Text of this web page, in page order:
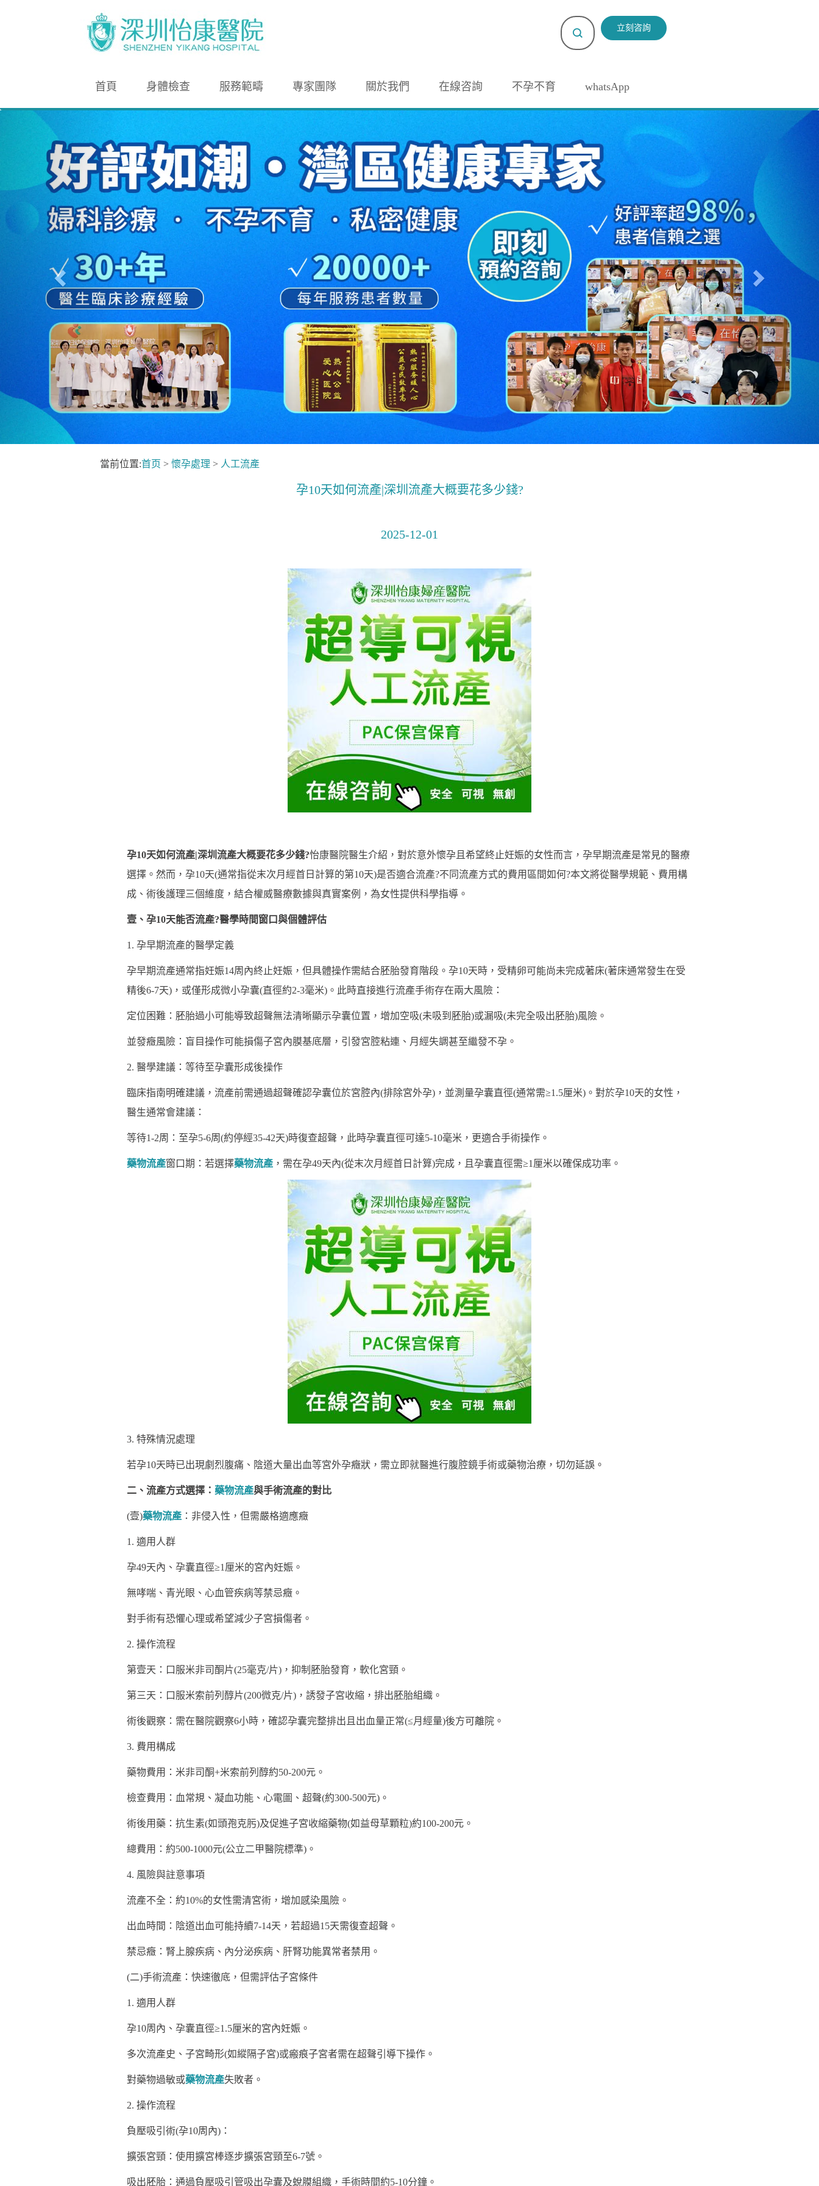
立刻咨詢
首頁 身體檢查 服務範疇 專家團隊 關於我們 在線咨詢 不孕不育 whatsApp
當前位置:首页 > 懷孕處理 > 人工流產
孕10天如何流產|深圳流產大概要花多少錢?
2025-12-01
孕10天如何流產|深圳流產大概要花多少錢?怡康醫院醫生介紹，對於意外懷孕且希望終止妊娠的女性而言，孕早期流產是常見的醫療
選擇。然而，孕10天(通常指從末次月經首日計算的第10天)是否適合流產?不同流產方式的費用區間如何?本文將從醫學規範、費用構
成、術後護理三個維度，結合權威醫療數據與真實案例，為女性提供科學指導。
壹、孕10天能否流產?醫學時間窗口與個體評估
1. 孕早期流產的醫學定義
孕早期流產通常指妊娠14周內終止妊娠，但具體操作需結合胚胎發育階段。孕10天時，受精卵可能尚未完成著床(著床通常發生在受
精後6-7天)，或僅形成微小孕囊(直徑約2-3毫米)。此時直接進行流產手術存在兩大風險：
定位困難：胚胎過小可能導致超聲無法清晰顯示孕囊位置，增加空吸(未吸到胚胎)或漏吸(未完全吸出胚胎)風險。
並發癥風險：盲目操作可能損傷子宮內膜基底層，引發宮腔粘連、月經失調甚至繼發不孕。
2. 醫學建議：等待至孕囊形成後操作
臨床指南明確建議，流產前需通過超聲確認孕囊位於宮腔內(排除宮外孕)，並測量孕囊直徑(通常需≥1.5厘米)。對於孕10天的女性，
醫生通常會建議：
等待1-2周：至孕5-6周(約停經35-42天)時復查超聲，此時孕囊直徑可達5-10毫米，更適合手術操作。
藥物流產窗口期：若選擇藥物流產，需在孕49天內(從末次月經首日計算)完成，且孕囊直徑需≥1厘米以確保成功率。
3. 特殊情況處理
若孕10天時已出現劇烈腹痛、陰道大量出血等宮外孕癥狀，需立即就醫進行腹腔鏡手術或藥物治療，切勿延誤。
二、流產方式選擇： 藥物流產與手術流產的對比
(壹)藥物流產：非侵入性，但需嚴格適應癥
1. 適用人群
孕49天內、孕囊直徑≥1厘米的宮內妊娠。
無哮喘、青光眼、心血管疾病等禁忌癥。
對手術有恐懼心理或希望減少子宮損傷者。
2. 操作流程
第壹天：口服米非司酮片(25毫克/片)，抑制胚胎發育，軟化宮頸。
第三天：口服米索前列醇片(200微克/片)，誘發子宮收縮，排出胚胎組織。
術後觀察：需在醫院觀察6小時，確認孕囊完整排出且出血量正常(≤月經量)後方可離院。
3. 費用構成
藥物費用：米非司酮+米索前列醇約50-200元。
檢查費用：血常規、凝血功能、心電圖、超聲(約300-500元)。
術後用藥：抗生素(如頭孢克肟)及促進子宮收縮藥物(如益母草顆粒)約100-200元。
總費用：約500-1000元(公立二甲醫院標準)。
4. 風險與註意事項
流產不全：約10%的女性需清宮術，增加感染風險。
出血時間：陰道出血可能持續7-14天，若超過15天需復查超聲。
禁忌癥：腎上腺疾病、內分泌疾病、肝腎功能異常者禁用。
(二)手術流產：快速徹底，但需評估子宮條件
1. 適用人群
孕10周內、孕囊直徑≥1.5厘米的宮內妊娠。
多次流產史、子宮畸形(如縱隔子宮)或瘢痕子宮者需在超聲引導下操作。
對藥物過敏或藥物流產失敗者。
2. 操作流程
負壓吸引術(孕10周內)：
擴張宮頸：使用擴宮棒逐步擴張宮頸至6-7號。
吸出胚胎：通過負壓吸引管吸出孕囊及蛻膜組織，手術時間約5-10分鐘。